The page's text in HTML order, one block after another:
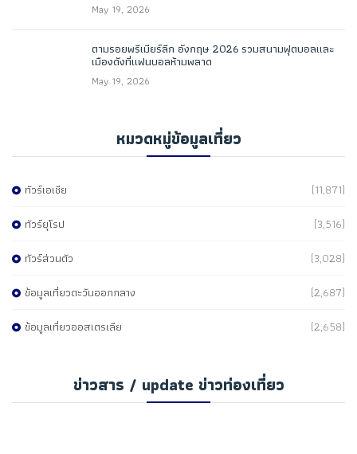
May 19, 2026
ตามรอยพรีเมียร์ลีก อังกฤษ 2026 รวมสนามฟุตบอลและ
เมืองดังที่แฟนบอลห้ามพลาด
May 19, 2026
หมวดหมู่ข้อมูลเที่ยว
ทัวร์เอเชีย
(11,871)
ทัวร์ยุโรป
(3,516)
ทัวร์ส่วนตัว
(3,028)
ข้อมูลเที่ยวตะวันออกกลาง
(2,687)
ข้อมูลเที่ยวออสเตรเลีย
(2,658)
ข่าวสาร / update ข่าวท่องเที่ยว